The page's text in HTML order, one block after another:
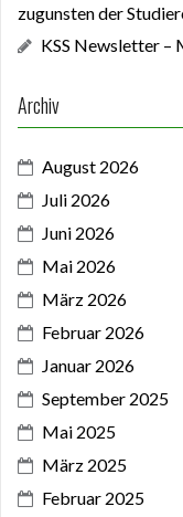
zugunsten der
KSS Newsletter –
Archiv
August 2026
Juli 2026
Juni 2026
Mai 2026
März 2026
Februar 2026
Januar 2026
September 2025
Mai 2025
März 2025
Februar 2025